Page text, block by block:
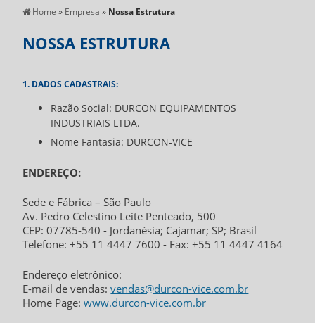
Home » Empresa» Nossa Estrutura
NOSSA ESTRUTURA
1. DADOS CADASTRAIS:
Razão Social: DURCON EQUIPAMENTOS
INDUSTRIAIS LTDA.
Nome Fantasia: DURCON-VICE
ENDEREÇO:
Sede e Fábrica – São Paulo
Av. Pedro Celestino Leite Penteado, 500
CEP: 07785-540 - Jordanésia; Cajamar; SP; Brasil
Telefone: +55 11 4447 7600 - Fax: +55 11 4447 4164
Endereço eletrônico:
E-mail de vendas:vendas@durcon-vice.com.br
Home Page:www.durcon-vice.com.br